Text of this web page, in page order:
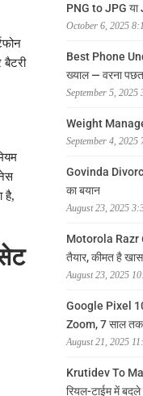
है,
PNG to JPG
October 6, 2025
Best Phone
ख्याल — वरना
September 5, 2025
Weight
September 4, 2025
Govinda
का बयान
August 23, 2025
Motorola Razr
तैयार, कीमत है खास
August 23, 2025
Google Pixel
Zoom, 7 साल
August 21, 2025
Krutidev To
रियल-टाईम में